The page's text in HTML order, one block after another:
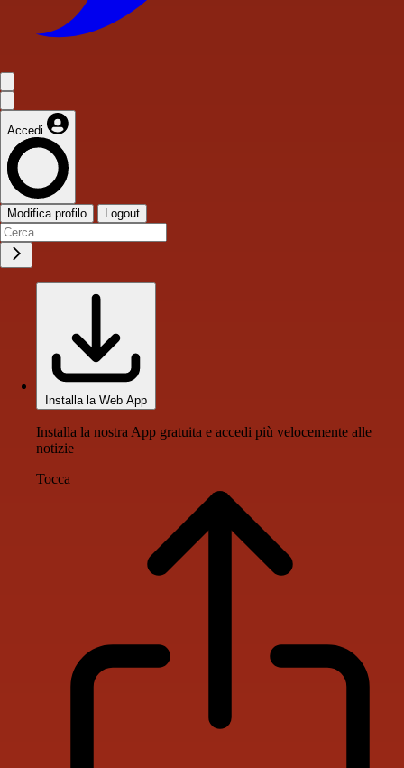
Accedi
Modifica profilo Logout
Installa la Web App
Installa la nostra App gratuita e accedi più velocemente alle
notizie
Tocca